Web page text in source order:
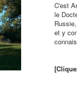
C'est
le
et y